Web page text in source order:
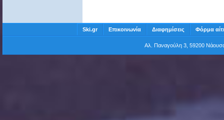
Ski.gr Επικοινωνία Διαφημίσεις Φόρμα
Αλ. Παναγούλη 3, 59200